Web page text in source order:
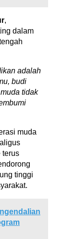
,
dalam
adalah
budi
tidak
muda
terus
tinggi